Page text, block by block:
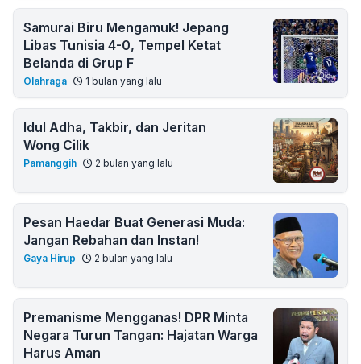
Samurai Biru Mengamuk! Jepang
Libas Tunisia 4-0, Tempel Ketat
Belanda di Grup F
Olahraga 1 bulan yang lalu
Idul Adha, Takbir, dan Jeritan
Wong Cilik
Pamanggih 2 bulan yang lalu
Pesan Haedar Buat Generasi Muda:
Jangan Rebahan dan Instan!
Gaya Hirup 2 bulan yang lalu
Premanisme Mengganas! DPR Minta
Negara Turun Tangan: Hajatan Warga
Harus Aman